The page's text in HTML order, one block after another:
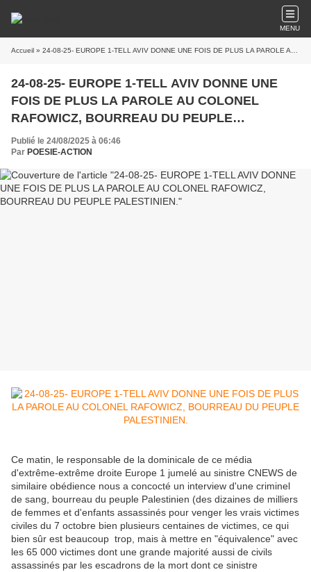
MENU
Accueil » 24-08-25- EUROPE 1-TELL AVIV DONNE UNE FOIS DE PLUS LA PAROLE AU COLONEL RAFOWICZ, BOURREAU DU PEUPLE PALESTINIEN.
24-08-25- EUROPE 1-TELL AVIV DONNE UNE
FOIS DE PLUS LA PAROLE AU COLONEL
RAFOWICZ, BOURREAU DU PEUPLE
PALESTINIEN.
Publié le 24/08/2025 à 06:46
Par POESIE-ACTION
Ce matin, le responsable de la dominicale de ce média
d'extrême-extrême droite Europe 1 jumelé au sinistre CNEWS de
similaire obédience nous a concocté un interview d'une criminel
de sang, bourreau du peuple Palestinien (des dizaines de milliers
de femmes et d'enfants assassinés pour venger les vrais victimes
civiles du 7 octobre bien plusieurs centaines de victimes, ce qui
bien sûr est beaucoup trop, mais à mettre en "équivalence" avec
les 65 000 victimes dont une grande majorité aussi de civils
assassinés par les escadrons de la mort dont ce sinistre